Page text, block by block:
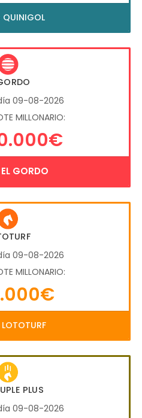
QUINIGOL
09-08-2026
MILLONARIO:
GORDO
09-08-2026
MILLONARIO:
PLUS
09-08-2026